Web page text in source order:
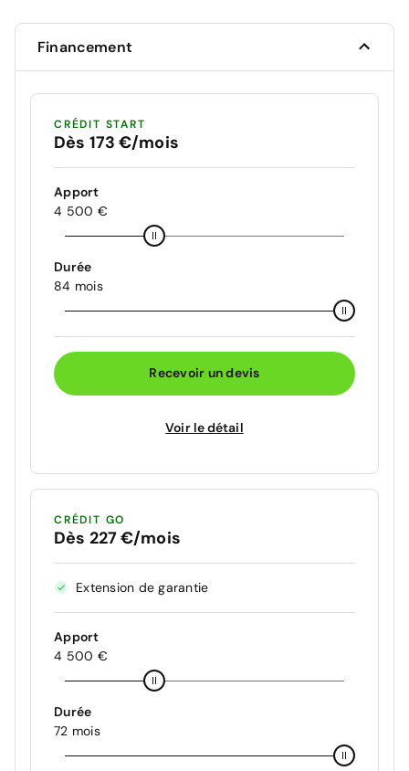
Financement
CRÉDIT START
Dès 173 €/mois
Apport
4 500 €
Durée
84 mois
Recevoir un devis
Voir le détail
CRÉDIT GO
Dès 227 €/mois
Extension de garantie
Apport
4 500 €
Durée
72 mois